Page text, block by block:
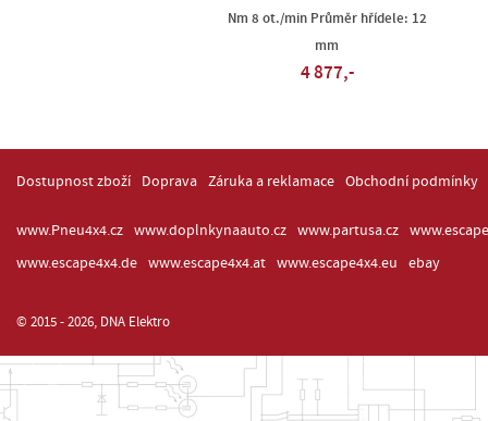
Nm 8 ot./min Průměr hřídele: 12
mm
4 877,-
Dostupnost zboží Doprava Záruka a reklamace Obchodní podmínky
www.Pneu4x4.cz www.doplnkynaauto.cz www.partusa.cz
www.escape4x4.de
www.escape4x4.at www.escape4x4.eu ebay
© 2015 - 2026, DNA Elektro